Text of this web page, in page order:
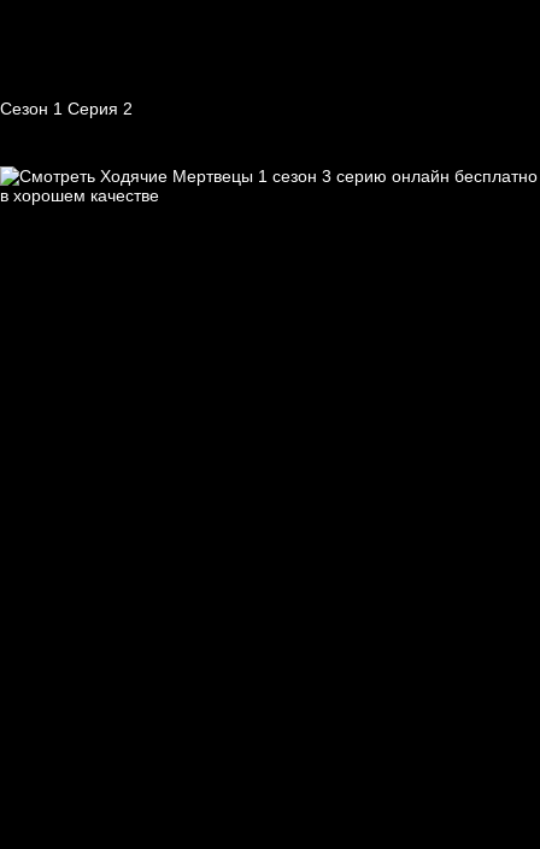
Сезон 1 Серия 2